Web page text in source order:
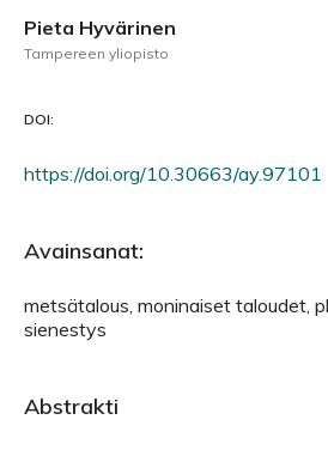
Pieta Hyvärinen
Tampereen yliopisto
DOI:
https://doi.org/10.30663/ay.97101
Avainsanat:
metsätalous, moninaiset taloudet,
sienestys
Abstrakti